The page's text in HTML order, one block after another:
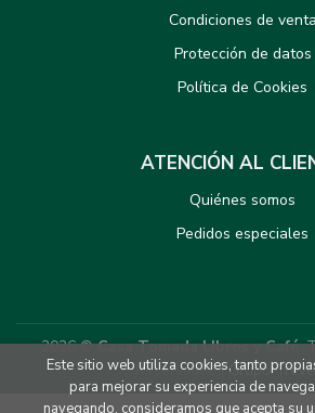
Condiciones de venta
Protección de datos
Política de Cookies
ATENCIÓN AL
Quiénes somos
Pedidos especiales
2026 ©Casa Tomada LIbros y Café.
Reservados |Grupo
Este sitio web utiliza cookies, tanto
para mejorar su experiencia de
navegando, consideramos que acepta su